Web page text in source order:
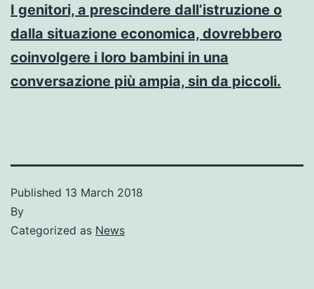
I genitori, a prescindere dall’istruzione o
dalla situazione economica, dovrebbero
coinvolgere i loro bambini in una
conversazione più ampia, sin da piccoli.
Published 13 March 2018
By
Categorized as News